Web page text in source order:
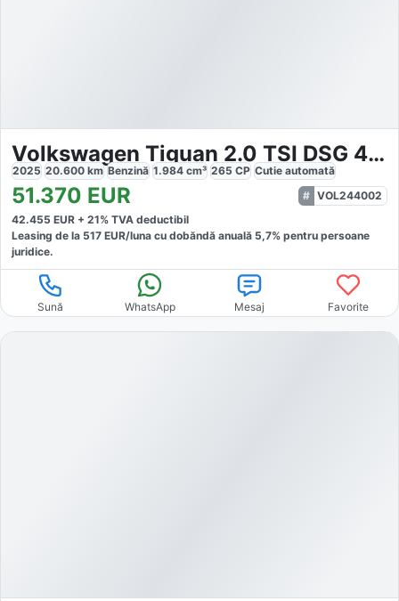
Volkswagen Tiguan 2.0 TSI DSG 4M R-Line
2025 20.600 km Benzină 1.984 cm³ 265 CP Cutie automată
51.370 EUR
VOL244002
42.455 EUR + 21% TVA deductibil
Leasing de la 517 EUR/luna cu dobăndă anuală 5,7% pentru persoane
juridice.
Sună WhatsApp Mesaj Favorite